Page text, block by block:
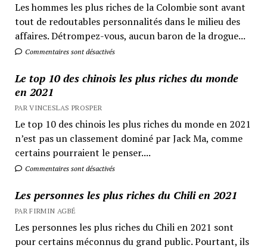
Les hommes les plus riches de la Colombie sont avant
tout de redoutables personnalités dans le milieu des
affaires. Détrompez-vous, aucun baron de la drogue...
Commentaires sont désactivés
Le top 10 des chinois les plus riches du monde
en 2021
PAR VINCESLAS PROSPER
Le top 10 des chinois les plus riches du monde en 2021
n’est pas un classement dominé par Jack Ma, comme
certains pourraient le penser....
Commentaires sont désactivés
Les personnes les plus riches du Chili en 2021
PAR FIRMIN AGBÉ
Les personnes les plus riches du Chili en 2021 sont
pour certains méconnus du grand public. Pourtant, ils